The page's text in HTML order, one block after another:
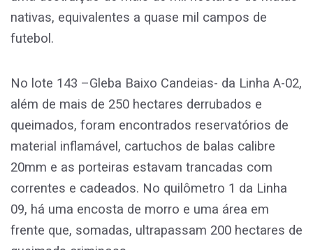
nativas, equivalentes a quase mil campos de
futebol.
No lote 143 –Gleba Baixo Candeias- da Linha A-02,
além de mais de 250 hectares derrubados e
queimados, foram encontrados reservatórios de
material inflamável, cartuchos de balas calibre
20mm e as porteiras estavam trancadas com
correntes e cadeados. No quilômetro 1 da Linha
09, há uma encosta de morro e uma área em
frente que, somadas, ultrapassam 200 hectares de